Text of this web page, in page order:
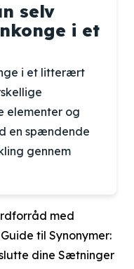
selv
i et
i et litterært
elementer og
en spændende
gennem
med
Guide til Synonymer:
dine Sætninger